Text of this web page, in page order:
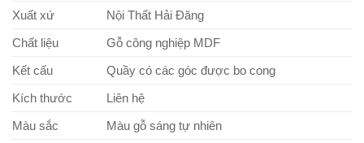
Xuất xứ
Nội Thất Hải Đăng
Chất liệu
Gỗ công nghiệp MDF
Kết cấu
Quầy có các góc được bo cong
Kích thước
Liên hệ
Màu sắc
Màu gỗ sáng tự nhiên